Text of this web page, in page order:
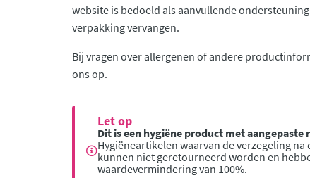
website is bedoeld als aanvullende
verpakking vervangen.
Bij vragen over allergenen of andere
ons op.
Let op
Dit is een hygiëne product met
Hygiëneartikelen waarvan de verzegeling
kunnen niet geretourneerd worden en
waardevermindering van 100%.